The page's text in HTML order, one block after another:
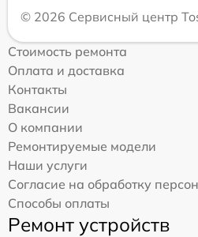
© 2026 Сервисный центр
Стоимость ремонта
Оплата и доставка
Контакты
Вакансии
О компании
Ремонтируемые модели
Наши услуги
Согласие на обработку
Способы оплаты
Ремонт устройств